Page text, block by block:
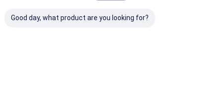
Good day, what product are you looking for?